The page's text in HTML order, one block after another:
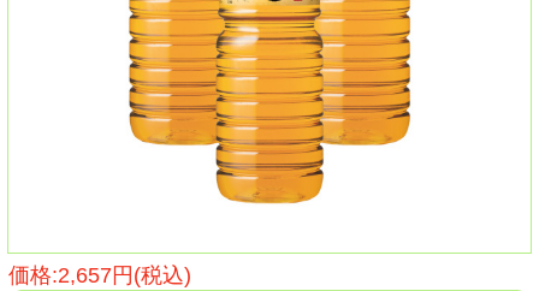
価格:2,657円(税込)